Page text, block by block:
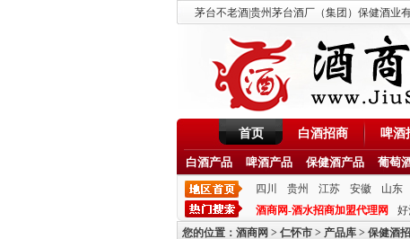
茅台不老酒|贵州茅台酒厂（集团）保健酒业有
首页 白酒招商 啤酒
白酒产品 啤酒产品 保健酒产品 葡萄
四川 贵州 江苏 安徽 山东
酒商网-酒水招商加盟代理网
您的位置： 酒商网 > 仁怀市 > 产品库 > 保健酒